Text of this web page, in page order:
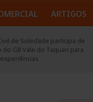
ARTIGOS
participa de
do Taquari para